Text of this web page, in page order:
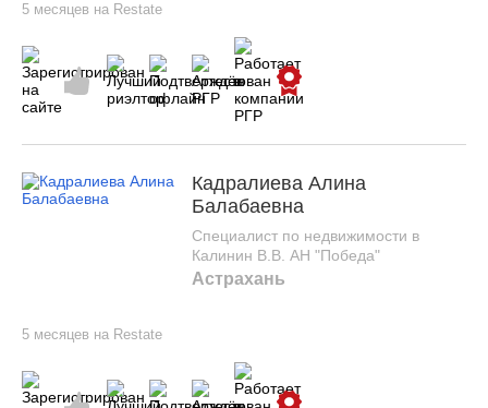
5 месяцев на Restate
Кадралиева Алина
Балабаевна
Специалист по недвижимости в
Калинин В.В. АН "Победа"
Астрахань
5 месяцев на Restate